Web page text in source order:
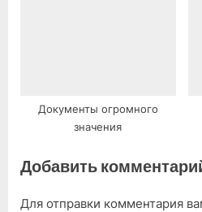
Документы огромного
значения
Добавить
Для отправки комментария